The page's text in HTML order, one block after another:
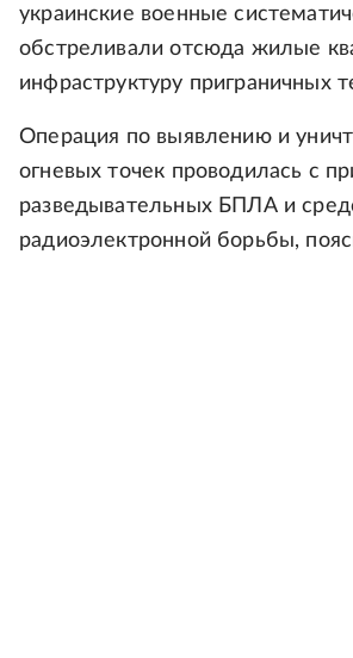
украинские военные
обстреливали отсюда жилые
инфраструктуру приграничных
Операция по выявлению и
огневых точек проводилась с
разведывательных БПЛА и
радиоэлектронной борьбы,